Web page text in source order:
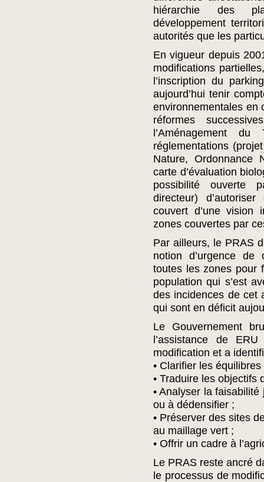
hiérarchie des
développement
autorités que les
En vigueur depuis
modifications
l’inscription du
aujourd’hui tenir
environnementales en
réformes
l’Aménagement
réglementations
Nature, Ordonnance
carte d’évaluation
possibilité ouverte
directeur)
couvert d’une vision
zones couvertes par
Par ailleurs, le PRAS
notion d’urgence de
toutes les zones pour
population qui s’est
des incidences de cet
qui sont en déficit
Le Gouvernement
l’assistance de
modification et a
• Clarifier les
• Traduire les objectifs
• Analyser la
ou à dédensifier ;
• Préserver des sites
au maillage vert ;
• Offrir un cadre à
Le PRAS reste ancré
le processus de